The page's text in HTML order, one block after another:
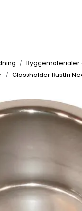
Byggematerialer
Glassholder Rustfri